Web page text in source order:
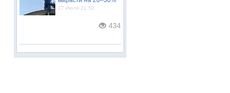
27 Июля 21:50
434